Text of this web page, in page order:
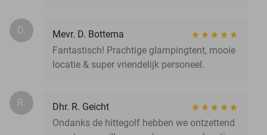
D.
Mevr. D. Bottema
Fantastisch! Prachtige glampingtent, mooie
locatie & super vriendelijk personeel.
R.
Dhr. R. Geicht
Ondanks de hittegolf hebben we ontzettend